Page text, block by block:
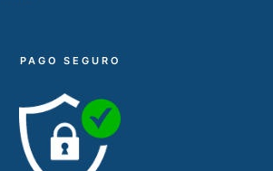
PAGO SEGURO